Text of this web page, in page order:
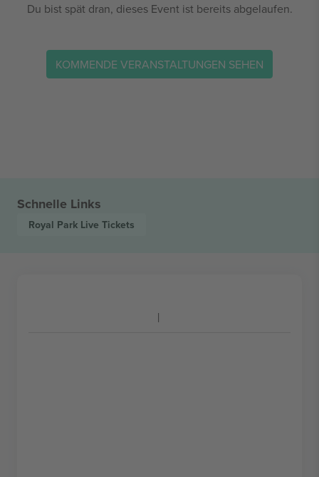
Du bist spät dran, dieses Event ist bereits abgelaufen.
KOMMENDE VERANSTALTUNGEN SEHEN
Schnelle Links
Royal Park Live Tickets